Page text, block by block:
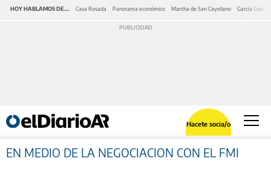
HOY HABLAMOS DE... Casa Rosada Panorama económico Marcha de San Cayetano García Cuerva
Hacete socia/o
EN MEDIO DE LA NEGOCIACION CON EL FMI